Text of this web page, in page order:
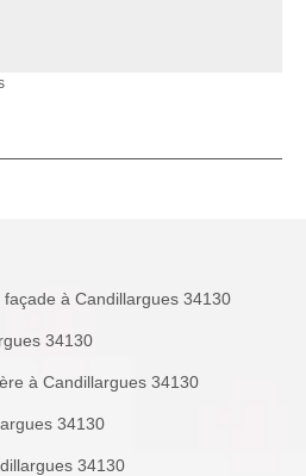
à Candillargues 34130
34130
à Candillargues 34130
34130
34130